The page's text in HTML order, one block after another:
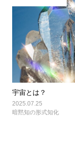
宇宙とは？
2025.07.25
暗黙知の形式知化